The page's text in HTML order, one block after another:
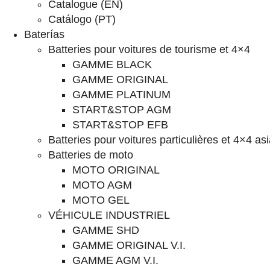
Catalogue (EN)
Catálogo (PT)
Baterías
Batteries pour voitures de tourisme et 4×4
GAMME BLACK
GAMME ORIGINAL
GAMME PLATINUM
START&STOP AGM
START&STOP EFB
Batteries pour voitures particulières et 4×4
Batteries de moto
MOTO ORIGINAL
MOTO AGM
MOTO GEL
VÉHICULE INDUSTRIEL
GAMME SHD
GAMME ORIGINAL V.I.
GAMME AGM V.I.